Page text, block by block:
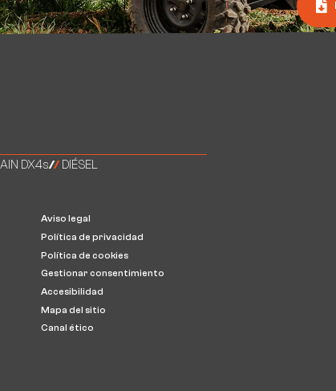
DX4s// DIÉSEL
Aviso legal
Política de privacidad
Política de cookies
Gestionar consentimiento
Accesibilidad
Mapa del sitio
Canal ético